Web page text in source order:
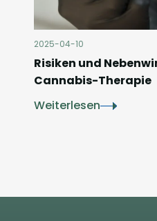
2025-04-10
Risiken und
Cannabis-Therapie
Weiterlesen